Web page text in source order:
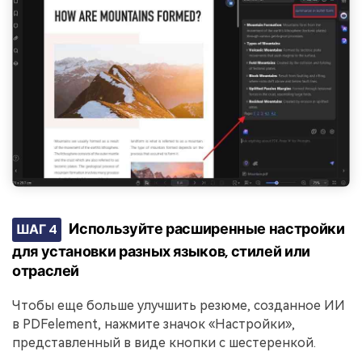
ШАГ 4
Используйте расширенные настройки
для установки разных языков, стилей или
отраслей
Чтобы еще больше улучшить резюме, созданное ИИ
в PDFelement, нажмите значок «Настройки»,
представленный в виде кнопки с шестеренкой.